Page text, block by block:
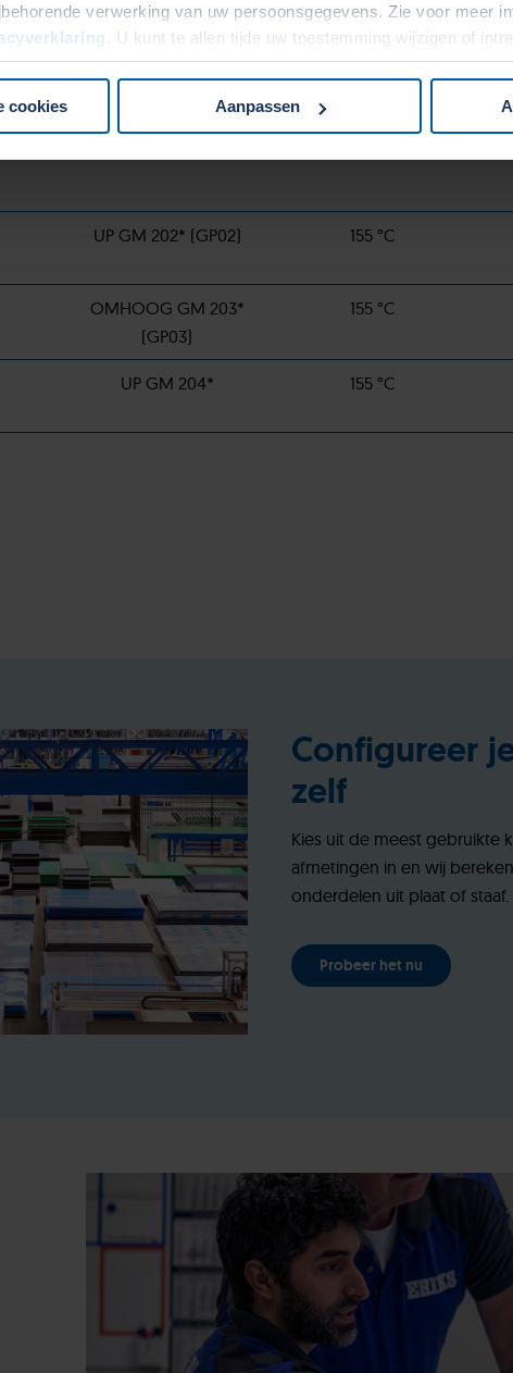
verwerking van uw persoonsgegevens. Zie voor meer
. U kunt te allen tijde uw toestemming wijzigen of
cookies Aanpassen
StandaardbenamingMax. Temp.
UP GM 202* (GP02) 155 °C
OMHOOG GM 203*
(GP03)
155 °C
UP GM 204* 155 °C
Configureer
zelf
Kies uit de meest gebruikte
afmetingen in en wij
onderdelen uit plaat of staaf.
Probeer het nu